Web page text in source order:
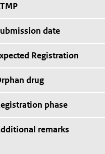
date
Registration
drug
phase
remarks